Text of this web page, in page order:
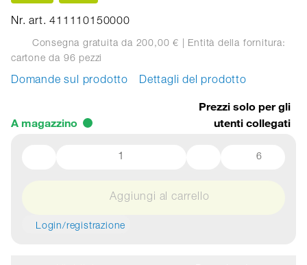
Nr. art. 411110150000
Consegna gratuita da 200,00 € | Entità della fornitura:
cartone da 96 pezzi
Domande sul prodotto Dettagli del prodotto
A magazzino
Prezzi solo per gli
utenti collegati
6
Aggiungi al carrello
Login/registrazione